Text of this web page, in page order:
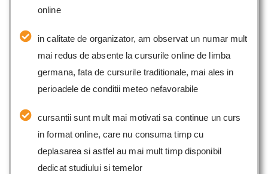
online
in calitate de organizator, am observat un numar mult
mai redus de absente la cursurile online de limba
germana, fata de cursurile traditionale, mai ales in
perioadele de conditii meteo nefavorabile
cursantii sunt mult mai motivati sa continue un curs
in format online, care nu consuma timp cu
deplasarea si astfel au mai mult timp disponibil
dedicat studiului si temelor